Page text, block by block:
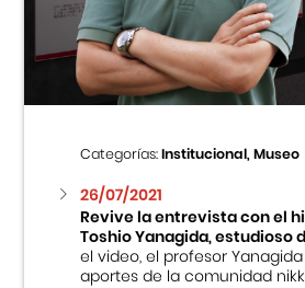
Categorías:Institucional, Museo
26/07/2021
Revive la entrevista con el
Toshio Yanagida, estudioso
el video, el profesor
aportes de la comunidad